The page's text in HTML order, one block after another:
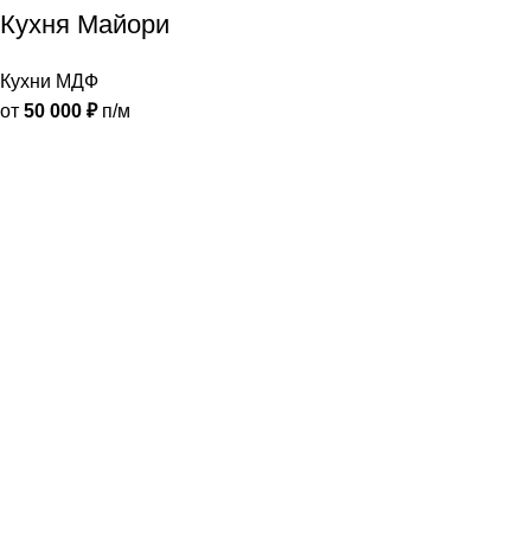
Кухня Майори
Кухни МДФ
от 50 000 ₽п/м